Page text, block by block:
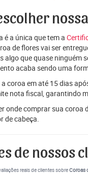
é a única que tem a
de flores vai ser
algo que quase ninguém
acaba sendo uma
coroa em até 15 dias
nota fiscal, garantindo
onde comprar sua
de cabeça.
de nossos
reais de clientes sobreCoroas